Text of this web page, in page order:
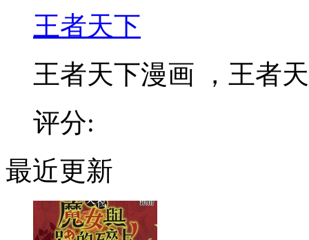
王者天下
王者天下漫画 ，王者
评分:
最近更新